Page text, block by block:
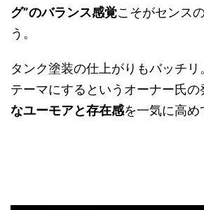
グ”のバランス感覚こそがセンス
う。
タンク塗装の仕上がりもバッチ
テーマにするというオーナー氏の
なユーモアと存在感を一気に高め